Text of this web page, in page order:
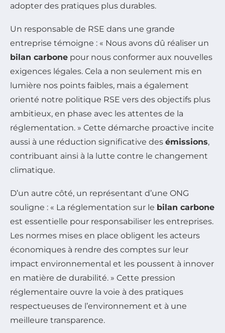
adopter des pratiques plus durables.
Un responsable de RSE dans une grande
entreprise témoigne : « Nous avons dû réaliser un
bilan carbone pour nous conformer aux nouvelles
exigences légales. Cela a non seulement mis en
lumière nos points faibles, mais a également
orienté notre politique RSE vers des objectifs plus
ambitieux, en phase avec les attentes de la
réglementation. » Cette démarche proactive incite
aussi à une réduction significative des émissions,
contribuant ainsi à la lutte contre le changement
climatique.
D’un autre côté, un représentant d’une ONG
souligne : « La réglementation sur le bilan carbone
est essentielle pour responsabiliser les entreprises.
Les normes mises en place obligent les acteurs
économiques à rendre des comptes sur leur
impact environnemental et les poussent à innover
en matière de durabilité. » Cette pression
réglementaire ouvre la voie à des pratiques
respectueuses de l’environnement et à une
meilleure transparence.